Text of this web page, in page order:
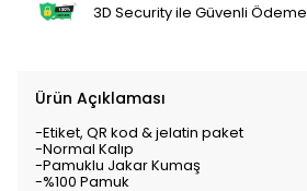
3D Security ile Güvenli Ödeme
Ürün Açıklaması
-Etiket, QR kod & jelatin paket
-Normal Kalıp
-Pamuklu Jakar Kumaş
-%100 Pamuk